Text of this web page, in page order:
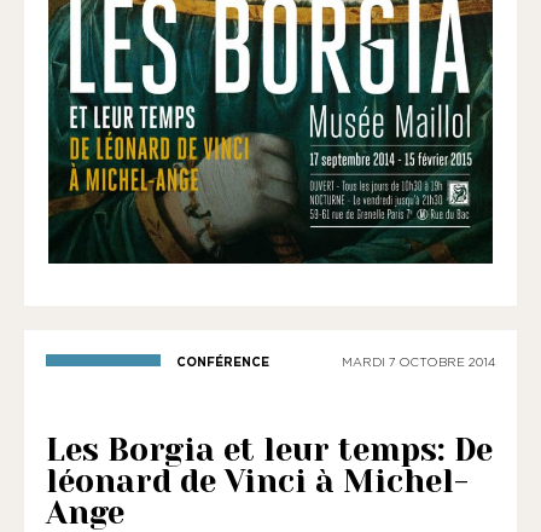
1901
ayant
une
vocation
culturelle.
CONFÉRENCE MARDI 7 OCTOBRE 2014
Les Borgia et leur temps: De
léonard de Vinci à Michel-
Ange